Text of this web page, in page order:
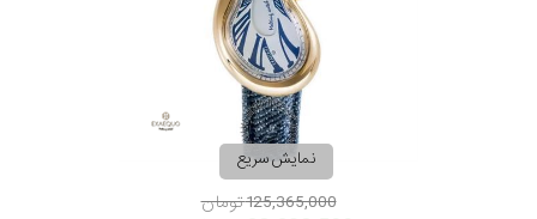
نمایش سریع
125,365,000 تومان